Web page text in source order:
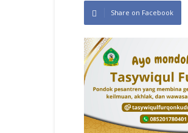
Share on Facebook